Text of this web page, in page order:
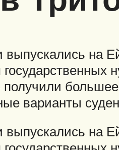
выпускались
варианты
выпускались